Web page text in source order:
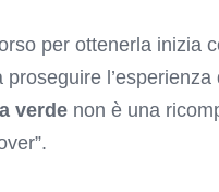
per ottenerla inizia
l’esperienza
verde non è una